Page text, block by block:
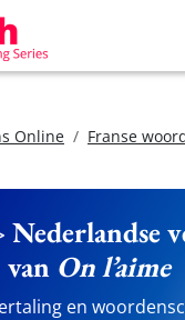
Online
Franse
Nederlandse
van On l’aime
en